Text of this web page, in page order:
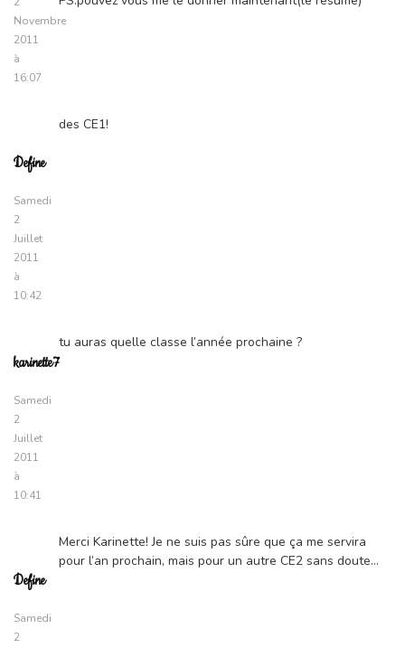
Novembre
2011
à
16:07
Define
Samedi
2
Juillet
2011
à
10:42
des CE1!
karinette7
Samedi
2
Juillet
2011
à
10:41
tu auras quelle classe l’année prochaine ?
Define
Samedi
2
Merci Karinette! Je ne suis pas sûre que ça me servira
pour l’an prochain, mais pour un autre CE2 sans doute…